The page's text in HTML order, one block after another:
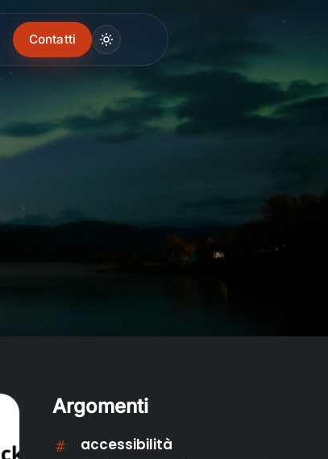
Contatti
Argomenti
accessibilità